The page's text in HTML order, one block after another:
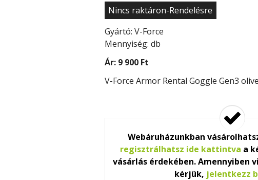
Nincs raktáron-Rendelésre
Gyártó: V-Force
Mennyiség: db
Ár: 9 900 Ft
V-Force Armor Rental Goggle Gen3
Webáruházunkban
regisztrálhatsz ide kattintva a
vásárlás érdekében. Amennyiben
kérjük, jelentkezz